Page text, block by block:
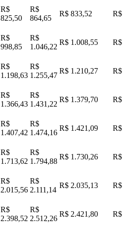
R$
825,50
R$
864,65
R$ 833,52 R$
R$
998,85
R$
1.046,22
R$ 1.008,55 R$
R$
1.198,63
R$
1.255,47
R$ 1.210,27 R$
R$
1.366,43
R$
1.431,22
R$ 1.379,70 R$
R$
1.407,42
R$
1.474,16
R$ 1.421,09 R$
R$
1.713,62
R$
1.794,88
R$ 1.730,26 R$
R$
2.015,56
R$
2.111,14
R$ 2.035,13 R$
R$
2.398,52
R$
2.512,26
R$ 2.421,80 R$